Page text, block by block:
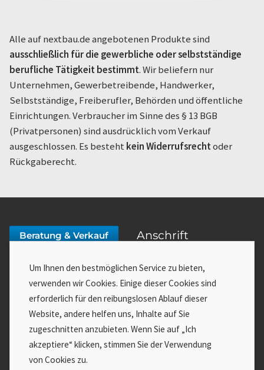
Alle auf nextbau.de angebotenen Produkte sind
ausschließlich für die gewerbliche oder selbstständige
berufliche Tätigkeit bestimmt. Wir beliefern nur
Unternehmen, Gewerbetreibende, Handwerker,
Selbstständige, Freiberufler, Behörden und öffentliche
Einrichtungen. Verbraucher im Sinne des § 13 BGB
(Privatpersonen) sind ausdrücklich vom Verkauf
ausgeschlossen. Es besteht kein Widerrufsrechtoder
Rückgaberecht.
Beratung & Verkauf
03643 778140-0
Anschrift
Mozartstraße 16
99423 Weimar
service@fdata.de
Service
Impressum
Wenn Sie Hilfe benötigen:
Zutritt zum Online Meeting »
Um Ihnen den bestmöglichen Service zu bieten,
verwenden wir Cookies. Einige dieser Cookies sind
erforderlich für den reibungslosen Ablauf dieser
Website, andere helfen uns, Inhalte auf Sie
zugeschnitten anzubieten. Wenn Sie auf „Ich
akzeptiere“ klicken, stimmen Sie der Verwendung
von Cookies zu.